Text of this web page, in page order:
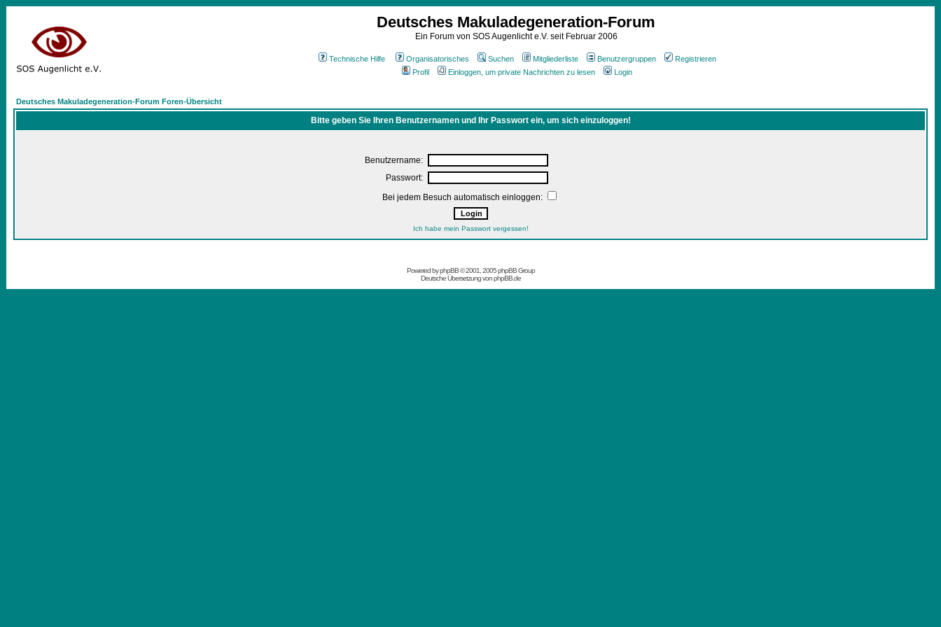
Deutsches Makuladegeneration-Forum
Ein Forum von SOS Augenlicht e.V. seit Februar 2006
Technische Hilfe Organisatorisches Suchen Mitgliederliste Benutzergruppen
Registrieren
Profil
Einloggen, um private Nachrichten zu lesen Login
Deutsches Makuladegeneration-Forum Foren-Übersicht
Bitte geben Sie Ihren Benutzernamen und Ihr Passwort ein, um sich einzuloggen!
Benutzername:
Passwort:
Bei jedem Besuch automatisch einloggen:
Ich habe mein Passwort vergessen!
Powered byphpBB© 2001, 2005 phpBB Group
Deutsche Übersetzung vonphpBB.de